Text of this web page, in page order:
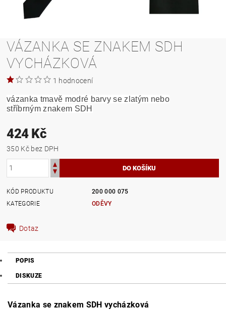
VÁZANKA SE ZNAKEM SDH
VYCHÁZKOVÁ
1 hodnocení
vázanka tmavě modré barvy se zlatým nebo
stříbrným znakem SDH
424 Kč
350 Kč bez DPH
KÓD PRODUKTU
200 000 075
KATEGORIE
ODĚVY
Dotaz
POPIS
DISKUZE
Vázanka se znakem SDH vycházková